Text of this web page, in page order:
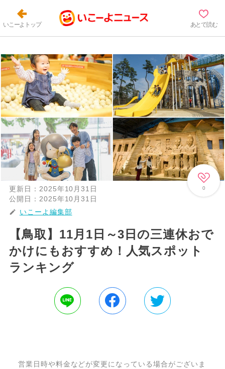
いこーよトップ あとで読む
0
更新日： 2025年10月31日
公開日： 2025年10月31日
いこーよ編集部
【鳥取】11月1日～3日の三連休おで
かけにもおすすめ！人気スポット
ランキング
営業日時や料金などが変更になっている場合がございま